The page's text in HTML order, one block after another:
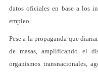
datos oficiales en base a los
empleo.
Pese a la propaganda que
de masas, amplificando el
organismos transnacionales,